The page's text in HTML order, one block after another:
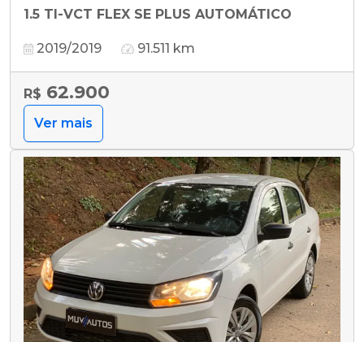
1.5 TI-VCT FLEX SE PLUS AUTOMÁTICO
2019/2019 91.511 km
R$ 62.900
Ver mais